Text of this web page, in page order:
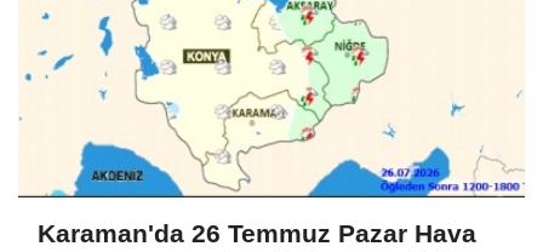
Karaman'da 26 Temmuz Pazar Hava